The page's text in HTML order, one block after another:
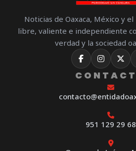
Noticias de Oaxaca, México y
libre, valiente e independiente
verdad y la sociedad
951 129 29 68